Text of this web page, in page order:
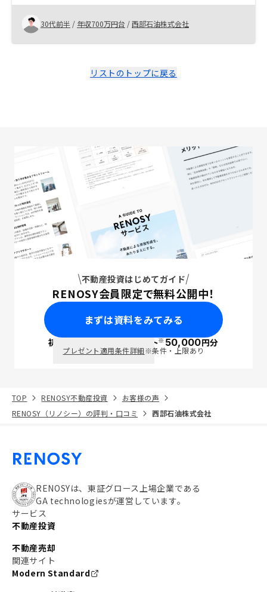
30代前半 / 年収700万円台 /西部石油株式会社
リストのトップに戻る
不動産投資はじめてガイド
RENOSY会員限定で無料公開中！
まずは資料をみてみる
初回面談で ポイント※50,000円分
プレゼント適用条件詳細※条件・上限あり
TOP RENOSY不動産投資
お客様の声
RENOSY（リノシー）の評判・口コミ
西部石油株式会社
RENOSYは、東証グロース上場企業である
GA technologiesが運営しています。
サービス
不動産投資
不動産売却
関連サイト
Modern Standard